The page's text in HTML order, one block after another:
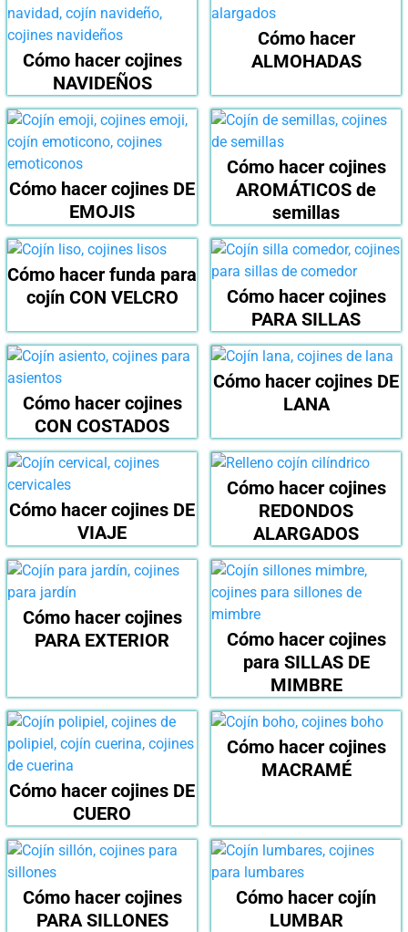
con un adhesivo especial
Conseguir los cojines adecuados
clavarlos
por las esquinas a una madera pintada
Cómo hacer cojines
NAVIDEÑOS
Cómo hacer
ALMOHADAS
Cómo hacer cojines DE
EMOJIS
Cómo hacer cojines
AROMÁTICOS de
semillas
Cómo hacer funda para
cojín CON VELCRO
Cómo hacer cojines
PARA SILLAS
Cómo hacer cojines
CON COSTADOS
Cómo hacer cojines DE
LANA
Cómo hacer cojines DE
VIAJE
Cómo hacer cojines
REDONDOS
ALARGADOS
Cómo hacer cojines
PARA EXTERIOR
Cómo hacer cojines
para SILLAS DE
MIMBRE
Cómo hacer cojines DE
CUERO
Cómo hacer cojines
MACRAMÉ
Cómo hacer cojines
PARA SILLONES
Cómo hacer cojín
LUMBAR